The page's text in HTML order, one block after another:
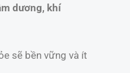
dương, khí
sẽ bền vững và ít